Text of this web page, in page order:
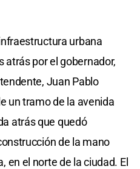
urbana
atrás por el gobernador,
Juan Pablo
un tramo de la avenida
atrás que quedó
de la mano
en el norte de la ciudad. El